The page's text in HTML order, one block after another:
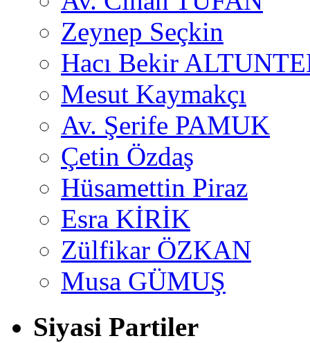
Zeynep Seçkin
Hacı Bekir
Mesut Kaymakçı
Av. Şerife PAMUK
Çetin Özdaş
Hüsamettin Piraz
Esra KİRİK
Zülfikar ÖZKAN
Musa GÜMUŞ
Siyasi Partiler